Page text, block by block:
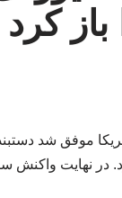
باز
موفق شد
در نهایت واکنش